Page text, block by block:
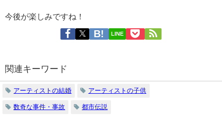
今後が楽しみですね！
LINE
関連キーワード
アーティストの結婚 アーティストの子供
数奇な事件・事故 都市伝説